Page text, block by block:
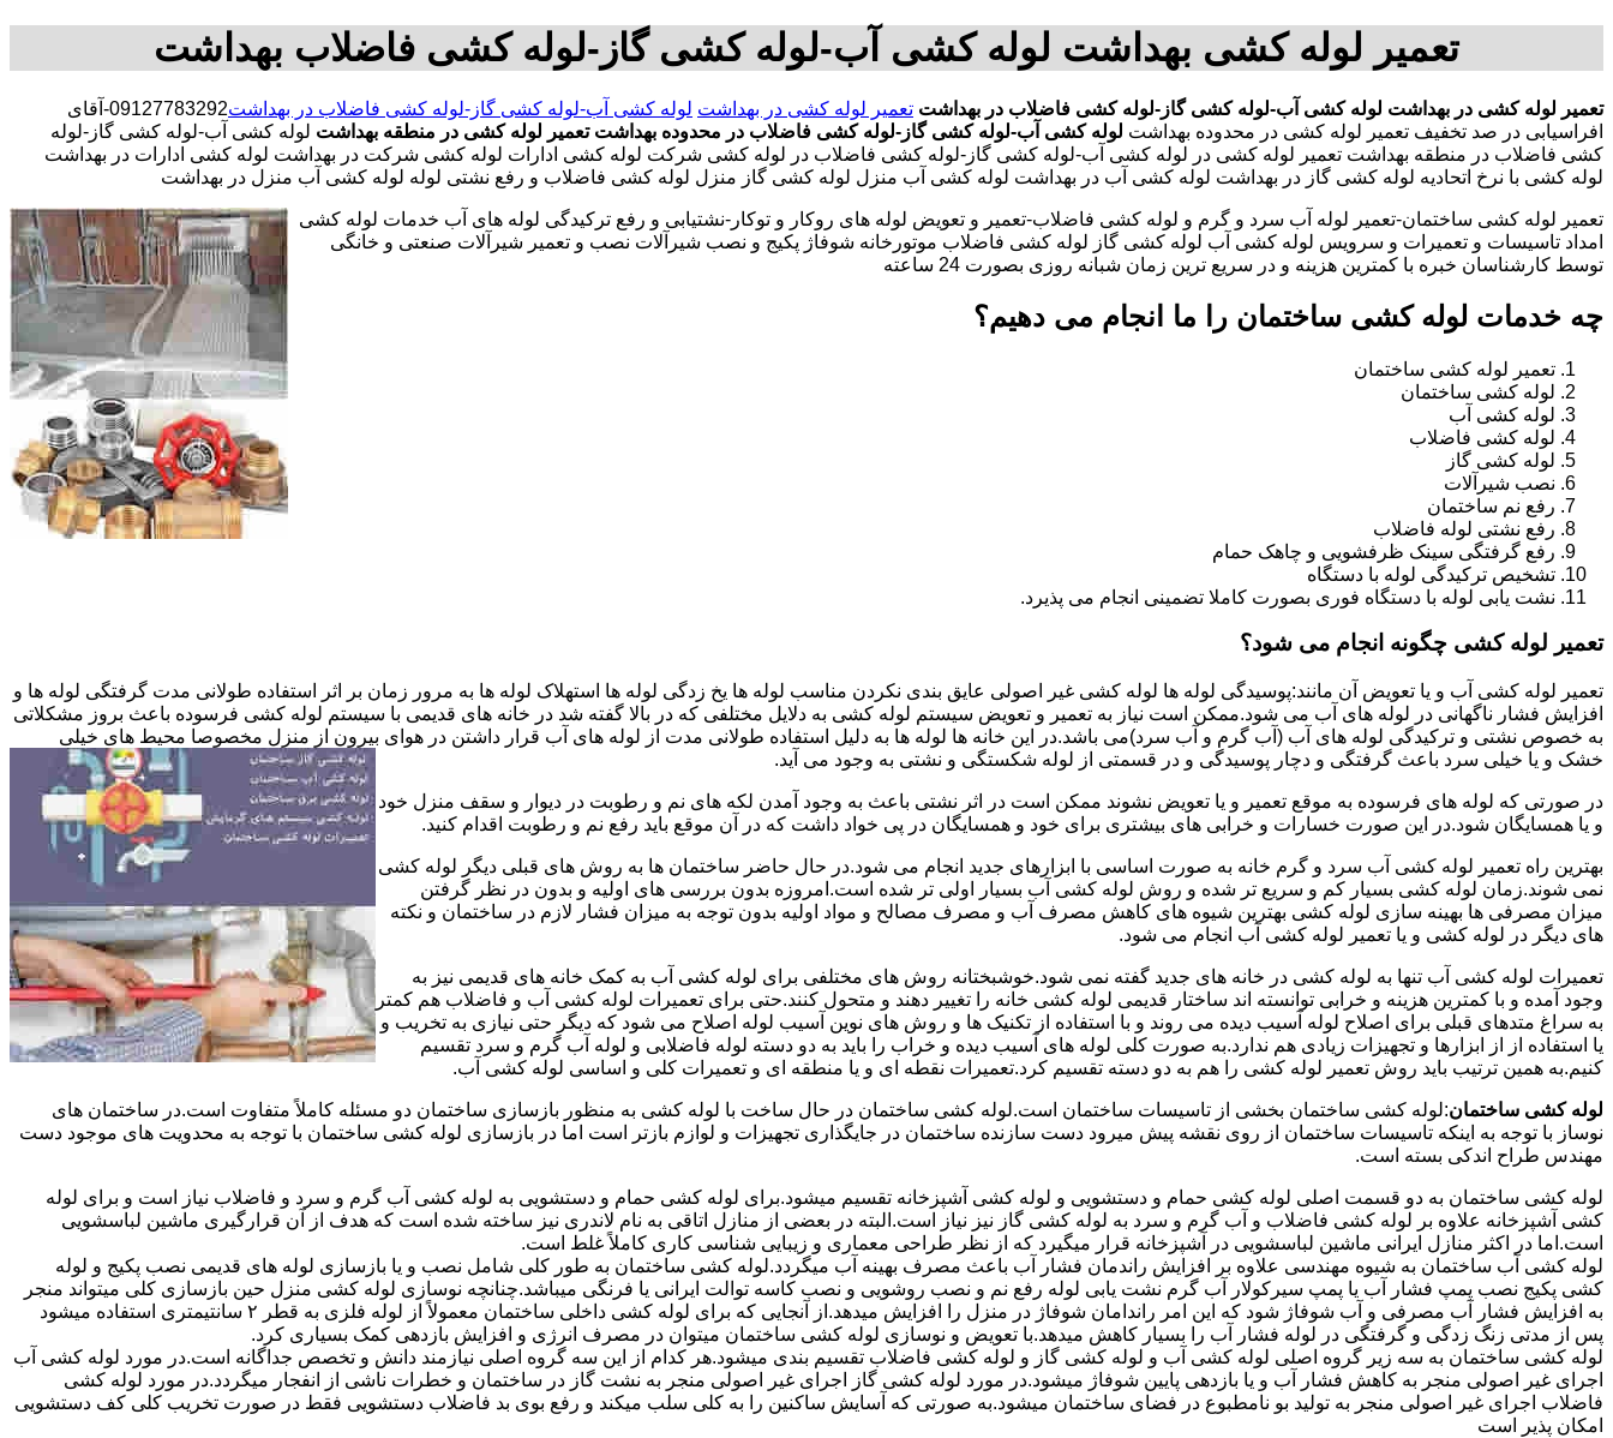
تعمیر لوله کشی بهداشت لوله کشی آب-لوله کشی گاز-لوله کشی فاضلاب بهداشت
تعمیر لوله کشی در بهداشت لوله کشی آب-لوله کشی گاز-لوله کشی فاضلاب در بهداشت تعمیر لوله کشی در بهداشت لوله کشی آب-لوله کشی گاز-لوله کشی فاضلاب در بهداشت
09127783292-آقای
افراسیابی در صد تخفیف تعمیر لوله کشی در محدوده بهداشت لوله کشی آب-لوله کشی گاز-لوله کشی فاضلاب در محدوده بهداشت تعمیر لوله کشی در منطقه بهداشت لوله کشی آب-لوله کشی گاز-لوله
کشی فاضلاب در منطقه بهداشت تعمیر لوله کشی در لوله کشی آب-لوله کشی گاز-لوله کشی فاضلاب در لوله کشی شرکت لوله کشی ادارات لوله کشی شرکت در بهداشت لوله کشی ادارات در بهداشت
لوله کشی با نرخ اتحادیه لوله کشی گاز در بهداشت لوله کشی آب در بهداشت لوله کشی آب منزل لوله کشی گاز منزل لوله کشی فاضلاب و رفع نشتی لوله لوله کشی آب منزل در بهداشت
تعمیر لوله کشی ساختمان-تعمیر لوله آب سرد و گرم و لوله کشی فاضلاب-تعمیر و تعویض لوله های روکار و توکار-نشتیابی و رفع ترکیدگی لوله های آب خدمات لوله کشی
امداد تاسیسات و تعمیرات و سرویس لوله کشی آب لوله کشی گاز لوله کشی فاضلاب موتورخانه شوفاژ پکیج و نصب شیرآلات نصب و تعمیر شیرآلات صنعتی و خانگی
توسط کارشناسان خبره با کمترین هزینه و در سریع ترین زمان شبانه روزی بصورت 24 ساعته
چه خدمات لوله کشی ساختمان را ما انجام می دهیم؟
تعمیر لوله کشی ساختمان
لوله کشی ساختمان
لوله کشی آب
لوله کشی فاضلاب
لوله کشی گاز
نصب شیرآلات
رفع نم ساختمان
رفع نشتی لوله فاضلاب
رفع گرفتگی سینک ظرفشویی و چاهک حمام
تشخیص ترکیدگی لوله با دستگاه
نشت یابی لوله با دستگاه فوری بصورت کاملا تضمینی انجام می پذیرد.
تعمیر لوله کشی چگونه انجام می شود؟
تعمیر لوله کشی آب و یا تعویض آن مانند:پوسیدگی لوله ها لوله کشی غیر اصولی عایق بندی نکردن مناسب لوله ها یخ زدگی لوله ها استهلاک لوله ها به مرور زمان بر اثر استفاده طولانی مدت گرفتگی لوله ها و
افزایش فشار ناگهانی در لوله های آب می شود.ممکن است نیاز به تعمیر و تعویض سیستم لوله کشی به دلایل مختلفی که در بالا گفته شد در خانه های قدیمی با سیستم لوله کشی فرسوده باعث بروز مشکلاتی
به خصوص نشتی و ترکیدگی لوله های آب (آب گرم و آب سرد)می باشد.در این خانه ها لوله ها به دلیل استفاده طولانی مدت از لوله های آب قرار داشتن در هوای بیرون از منزل مخصوصا محیط های خیلی
خشک و یا خیلی سرد باعث گرفتگی و دچار پوسیدگی و در قسمتی از لوله شکستگی و نشتی به وجود می آید.
در صورتی که لوله های فرسوده به موقع تعمیر و یا تعویض نشوند ممکن است در اثر نشتی باعث به وجود آمدن لکه های نم و رطوبت در دیوار و سقف منزل خود
و یا همسایگان شود.در این صورت خسارات و خرابی های بیشتری برای خود و همسایگان در پی خواد داشت که در آن موقع باید رفع نم و رطوبت اقدام کنید.
بهترین راه تعمیر لوله کشی آب سرد و گرم خانه به صورت اساسی با ابزارهای جدید انجام می شود.در حال حاضر ساختمان ها به روش های قبلی دیگر لوله کشی
نمی شوند.زمان لوله کشی بسیار کم و سریع تر شده و روش لوله کشی آب بسیار اولی تر شده است.امروزه بدون بررسی های اولیه و بدون در نظر گرفتن
میزان مصرفی ها بهینه سازی لوله کشی بهترین شیوه های کاهش مصرف آب و مصرف مصالح و مواد اولیه بدون توجه به میزان فشار لازم در ساختمان و نکته
های دیگر در لوله کشی و یا تعمیر لوله کشی آب انجام می شود.
تعمیرات لوله کشی آب تنها به لوله کشی در خانه های جدید گفته نمی شود.خوشبختانه روش های مختلفی برای لوله کشی آب به کمک خانه های قدیمی نیز به
وجود آمده و با کمترین هزینه و خرابی توانسته اند ساختار قدیمی لوله کشی خانه را تغییر دهند و متحول کنند.حتی برای تعمیرات لوله کشی آب و فاضلاب هم کمتر
به سراغ متدهای قبلی برای اصلاح لوله آسیب دیده می روند و با استفاده از تکنیک ها و روش های نوین آسیب لوله اصلاح می شود که دیگر حتی نیازی به تخریب و
یا استفاده از از ابزارها و تجهیزات زیادی هم ندارد.به صورت کلی لوله های آسیب دیده و خراب را باید به دو دسته لوله فاضلابی و لوله آب گرم و سرد تقسیم
کنیم.به همین ترتیب باید روش تعمیر لوله کشی را هم به دو دسته تقسیم کرد.تعمیرات نقطه ای و یا منطقه ای و تعمیرات کلی و اساسی لوله کشی آب.
لوله کشی ساختمان:لوله کشی ساختمان بخشی از تاسیسات ساختمان است.لوله کشی ساختمان در حال ساخت با لوله کشی به منظور بازسازی ساختمان دو مسئله کاملاً متفاوت است.در ساختمان های
نوساز با توجه به اینکه تاسیسات ساختمان از روی نقشه پیش میرود دست سازنده ساختمان در جایگذاری تجهیزات و لوازم بازتر است اما در بازسازی لوله کشی ساختمان با توجه به محدویت های موجود دست
مهندس طراح اندکی بسته است.
لوله کشی ساختمان به دو قسمت اصلی لوله کشی حمام و دستشویی و لوله کشی آشپزخانه تقسیم میشود.برای لوله کشی حمام و دستشویی به لوله کشی آب گرم و سرد و فاضلاب نیاز است و برای لوله
کشی آشپزخانه علاوه بر لوله کشی فاضلاب و آب گرم و سرد به لوله کشی گاز نیز نیاز است.البته در بعضی از منازل اتاقی به نام لاندری نیز ساخته شده است که هدف از آن قرارگیری ماشین لباسشویی
است.اما در اکثر منازل ایرانی ماشین لباسشویی در آشپزخانه قرار میگیرد که از نظر طراحی معماری و زیبایی شناسی کاری کاملاً غلط است.
لوله کشی آب ساختمان به شیوه مهندسی علاوه بر افزایش راندمان فشار آب باعث مصرف بهینه آب میگردد.لوله کشی ساختمان به طور کلی شامل نصب و یا بازسازی لوله های قدیمی نصب پکیج و لوله
کشی پکیج نصب پمپ فشار آب یا پمپ سیرکولار آب گرم نشت یابی لوله رفع نم و نصب روشویی و نصب کاسه توالت ایرانی یا فرنگی میباشد.چنانچه نوسازی لوله کشی منزل حین بازسازی کلی میتواند منجر
به افزایش فشار آب مصرفی و آب شوفاژ شود که این امر راندامان شوفاژ در منزل را افزایش میدهد.از آنجایی که برای لوله کشی داخلی ساختمان معمولاً از لوله فلزی به قطر ۲ سانتیمتری استفاده میشود
پس از مدتی زنگ زدگی و گرفتگی در لوله فشار آب را بسیار کاهش میدهد.با تعویض و نوسازی لوله کشی ساختمان میتوان در مصرف انرژی و افزایش بازدهی کمک بسیاری کرد.
لوله کشی ساختمان به سه زیر گروه اصلی لوله کشی آب و لوله کشی گاز و لوله کشی فاضلاب تقسیم بندی میشود.هر کدام از این سه گروه اصلی نیازمند دانش و تخصص جداگانه است.در مورد لوله کشی آب
اجرای غیر اصولی منجر به کاهش فشار آب و یا بازدهی پایین شوفاژ میشود.در مورد لوله کشی گاز اجرای غیر اصولی منجر به نشت گاز در ساختمان و خطرات ناشی از انفجار میگردد.در مورد لوله کشی
فاضلاب اجرای غیر اصولی منجر به تولید بو نامطبوع در فضای ساختمان میشود.به صورتی که آسایش ساکنین را به کلی سلب میکند و رفع بوی بد فاضلاب دستشویی فقط در صورت تخریب کلی کف دستشویی
امکان پذیر است